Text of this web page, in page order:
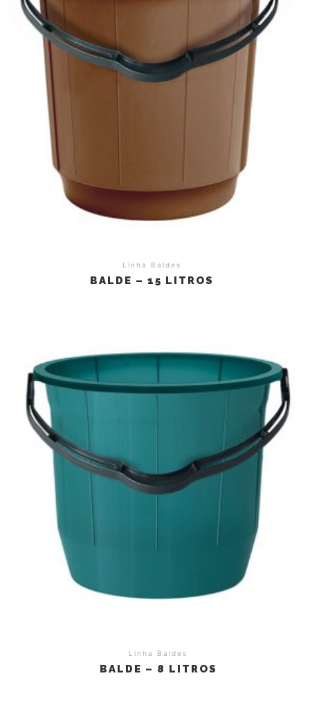
Linha Baldes
BALDE – 15 LITROS
Linha Baldes
BALDE – 8 LITROS